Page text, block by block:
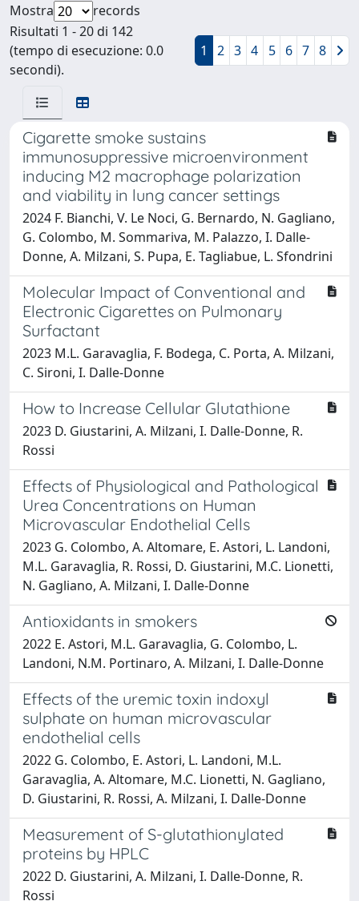
Mostra
records
Risultati 1 - 20 di 142
(tempo di esecuzione: 0.0
secondi).
1 2 3 4 5 6 7 8
Cigarette smoke sustains
immunosuppressive microenvironment
inducing M2 macrophage polarization
and viability in lung cancer settings
2024 F. Bianchi, V. Le Noci, G. Bernardo, N. Gagliano,
G. Colombo, M. Sommariva, M. Palazzo, I. Dalle-
Donne, A. Milzani, S. Pupa, E. Tagliabue, L. Sfondrini
Molecular Impact of Conventional and
Electronic Cigarettes on Pulmonary
Surfactant
2023 M.L. Garavaglia, F. Bodega, C. Porta, A. Milzani,
C. Sironi, I. Dalle-Donne
How to Increase Cellular Glutathione
2023 D. Giustarini, A. Milzani, I. Dalle-Donne, R.
Rossi
Effects of Physiological and Pathological
Urea Concentrations on Human
Microvascular Endothelial Cells
2023 G. Colombo, A. Altomare, E. Astori, L. Landoni,
M.L. Garavaglia, R. Rossi, D. Giustarini, M.C. Lionetti,
N. Gagliano, A. Milzani, I. Dalle-Donne
Antioxidants in smokers
2022 E. Astori, M.L. Garavaglia, G. Colombo, L.
Landoni, N.M. Portinaro, A. Milzani, I. Dalle-Donne
Effects of the uremic toxin indoxyl
sulphate on human microvascular
endothelial cells
2022 G. Colombo, E. Astori, L. Landoni, M.L.
Garavaglia, A. Altomare, M.C. Lionetti, N. Gagliano,
D. Giustarini, R. Rossi, A. Milzani, I. Dalle-Donne
Measurement of S-glutathionylated
proteins by HPLC
2022 D. Giustarini, A. Milzani, I. Dalle-Donne, R.
Rossi